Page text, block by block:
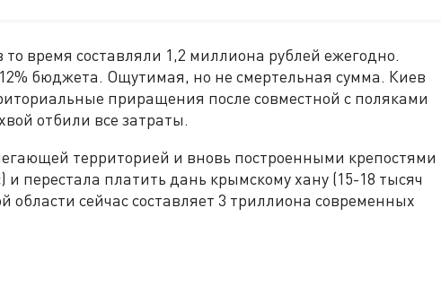
время составляли 1,2 миллиона рублей ежегодно.
бюджета. Ощутимая, но не смертельная сумма. Киев
приращения после совместной с поляками
отбили все затраты.
территорией и вновь построенными крепостями
и перестала платить дань крымскому хану (15-18 тысяч
области сейчас составляет 3 триллиона современных